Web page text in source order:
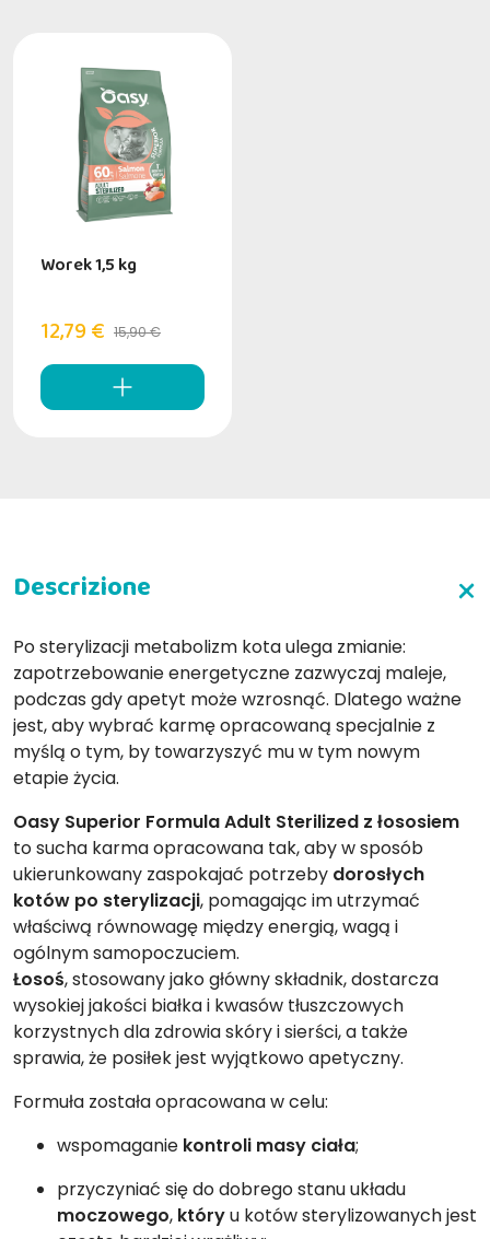
Worek 1,5 kg
12,79 € 15,90 €
Po sterylizacji metabolizm kota ulega zmianie:
zapotrzebowanie energetyczne zazwyczaj maleje,
podczas gdy apetyt może wzrosnąć. Dlatego ważne
jest, aby wybrać karmę opracowaną specjalnie z
myślą o tym, by towarzyszyć mu w tym nowym
etapie życia.
Oasy Superior Formula Adult Sterilized z łososiem
to sucha karma opracowana tak, aby w sposób
ukierunkowany zaspokajać potrzeby dorosłych
kotów po sterylizacji, pomagając im utrzymać
właściwą równowagę między energią, wagą i
ogólnym samopoczuciem.
Łosoś, stosowany jako główny składnik, dostarcza
wysokiej jakości białka i kwasów tłuszczowych
korzystnych dla zdrowia skóry i sierści, a także
sprawia, że posiłek jest wyjątkowo apetyczny.
Formuła została opracowana w celu:
wspomaganie kontroli masy ciała;
przyczyniać się do dobrego stanu układu
moczowego, któryu kotów sterylizowanych jest